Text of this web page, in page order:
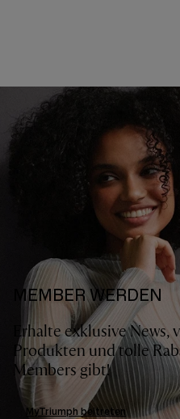
MEMBER WERDEN
Erhalte exklusive
Produkten und tolle
Members gibt!
MyTriumph beitreten